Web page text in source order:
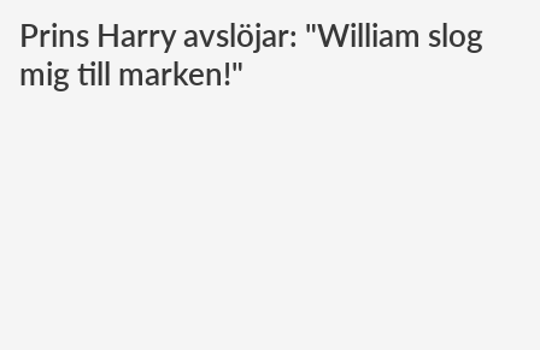
Norska kungahuset
Danska kungahuset
Prins Harry avslöjar: "William slog
mig till marken!"